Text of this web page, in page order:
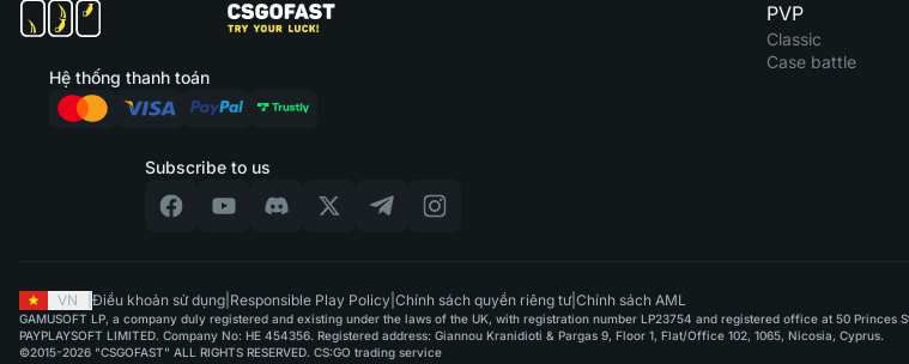
Subscribe to us
Hệ thống thanh toán
PVP
Classic
Case battle
VN Điều khoản sử dụng Responsible Play Policy Chính sách quyền riêng tư| Chính sách AML
GAMUSOFT LP, a company duly registered and existing under the laws of the UK, with registration number LP23754 and registered office at 50 Princes
PAYPLAYSOFT LIMITED. Company No: HE 454356. Registered address: Giannou Kranidioti & Pargas 9, Floor 1, Flat/Office 102, 1065, Nicosia, Cyprus.
©2015-2026 "CSGOFAST" ALL RIGHTS RESERVED. CS:GO trading service